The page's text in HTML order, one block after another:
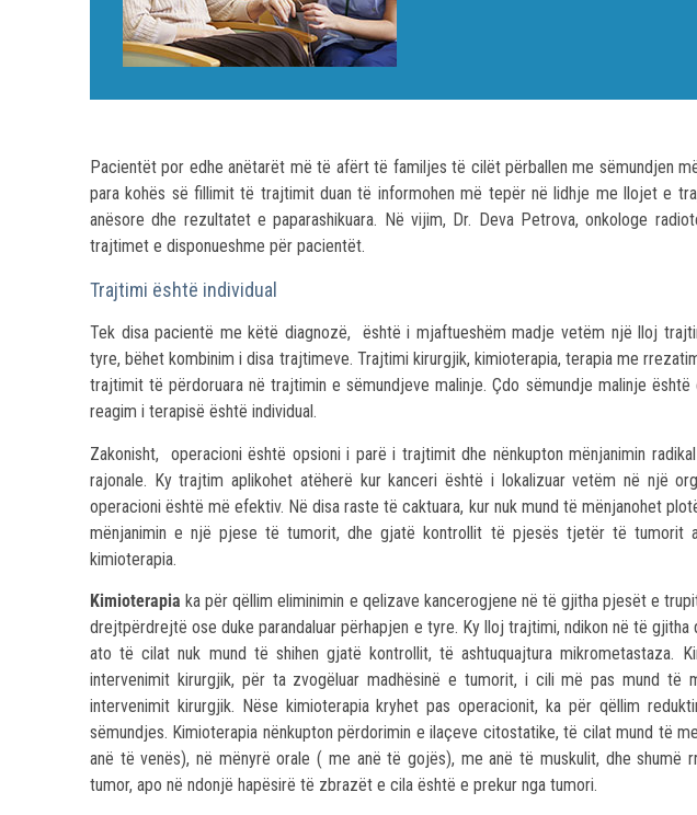
Pacientët por edhe anëtarët më të afërt të familjes të cilët përballen me sëmundjen
para kohës së fillimit të trajtimit duan të informohen më tepër në lidhje me llojet e
anësore dhe rezultatet e paparashikuara. Në vijim, Dr. Deva Petrova, onkologe
trajtimet e disponueshme për pacientët.
Trajtimi është individual
Tek disa pacientë me këtë diagnozë, është i mjaftueshëm madje vetëm një lloj
tyre, bëhet kombinim i disa trajtimeve. Trajtimi kirurgjik, kimioterapia, terapia me
trajtimit të përdoruara në trajtimin e sëmundjeve malinje. Çdo sëmundje malinje
reagim i terapisë është individual.
Zakonisht, operacioni është opsioni i parë i trajtimit dhe nënkupton mënjanimin
rajonale. Ky trajtim aplikohet atëherë kur kanceri është i lokalizuar vetëm në një
operacioni është më efektiv. Në disa raste të caktuara, kur nuk mund të mënjanohet
mënjanimin e një pjese të tumorit, dhe gjatë kontrollit të pjesës tjetër të tumorit
kimioterapia.
Kimioterapia ka për qëllim eliminimin e qelizave kancerogjene në të gjitha pjesët e
drejtpërdrejtë ose duke parandaluar përhapjen e tyre. Ky lloj trajtimi, ndikon në të
ato të cilat nuk mund të shihen gjatë kontrollit, të ashtuquajtura mikrometastaza.
intervenimit kirurgjik, për ta zvogëluar madhësinë e tumorit, i cili më pas mund të
intervenimit kirurgjik. Nëse kimioterapia kryhet pas operacionit, ka për qëllim
sëmundjes. Kimioterapia nënkupton përdorimin e ilaçeve citostatike, të cilat mund të
anë të venës), në mënyrë orale ( me anë të gojës), me anë të muskulit, dhe shumë
tumor, apo në ndonjë hapësirë të zbrazët e cila është e prekur nga tumori.